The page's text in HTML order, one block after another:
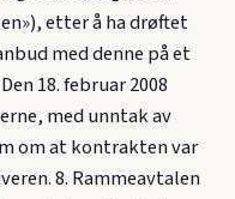
etter å ha drøftet
med denne på et
18. februar 2008
med unntak av
om at kontrakten var
8. Rammeavtalen